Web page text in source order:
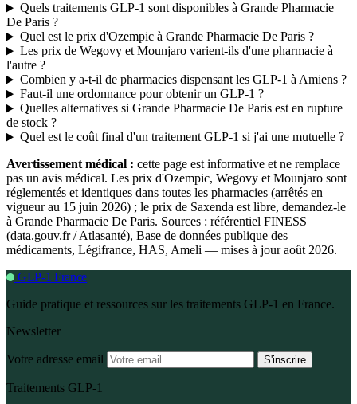
Quels traitements GLP-1 sont disponibles à Grande Pharmacie
De Paris ?
Quel est le prix d'Ozempic à Grande Pharmacie De Paris ?
Les prix de Wegovy et Mounjaro varient-ils d'une pharmacie à
l'autre ?
Combien y a-t-il de pharmacies dispensant les GLP-1 à Amiens ?
Faut-il une ordonnance pour obtenir un GLP-1 ?
Quelles alternatives si Grande Pharmacie De Paris est en rupture
de stock ?
Quel est le coût final d'un traitement GLP-1 si j'ai une mutuelle ?
Avertissement médical : cette page est informative et ne remplace
pas un avis médical. Les prix d'Ozempic, Wegovy et Mounjaro sont
réglementés et identiques dans toutes les pharmacies (arrêtés en
vigueur au 15 juin 2026) ; le prix de Saxenda est libre, demandez-le
à Grande Pharmacie De Paris. Sources : référentiel FINESS
(data.gouv.fr / Atlasanté), Base de données publique des
médicaments, Légifrance, HAS, Ameli — mises à jour août 2026.
GLP-1 France
Guide pratique et ressources sur les traitements GLP-1 en France.
Newsletter
Votre adresse email S'inscrire
Traitements GLP-1